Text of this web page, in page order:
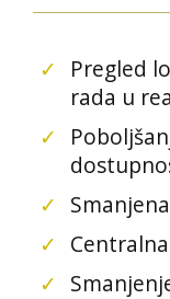
✓
Pregled
rada u
✓
✓
✓
✓